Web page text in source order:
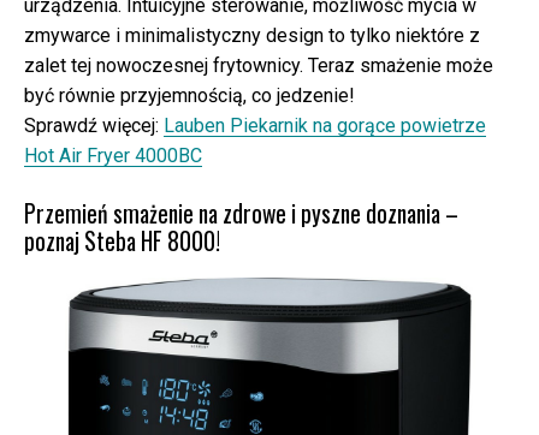
urządzenia. Intuicyjne sterowanie, możliwość mycia w
zmywarce i minimalistyczny design to tylko niektóre z
zalet tej nowoczesnej frytownicy. Teraz smażenie może
być równie przyjemnością, co jedzenie!
Sprawdź więcej: Lauben Piekarnik na gorące powietrze
Hot Air Fryer 4000BC
Przemień smażenie na zdrowe i pyszne doznania –
poznaj Steba HF 8000!